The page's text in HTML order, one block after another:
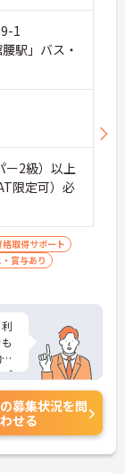
1
駅」バス・
2級）以上
限定可）必
格取得サポート
賞与あり
募集状況を問
せる